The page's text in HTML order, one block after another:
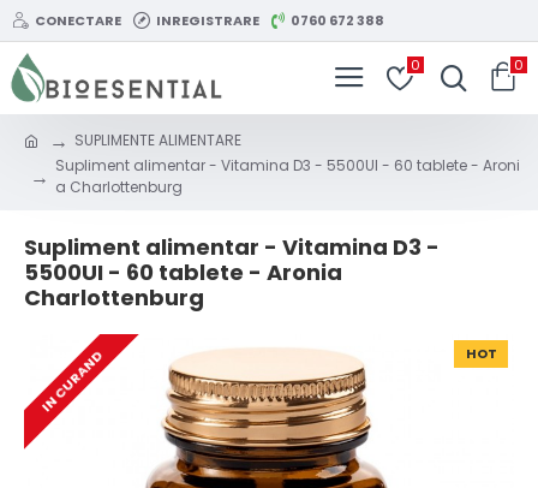
CONECTARE INREGISTRARE 0760 672 388
0 0
SUPLIMENTE ALIMENTARE
Supliment alimentar - Vitamina D3 - 5500UI - 60 tablete - Aroni
a Charlottenburg
Supliment alimentar - Vitamina D3 -
5500UI - 60 tablete - Aronia
Charlottenburg
HOT
IN CURAND